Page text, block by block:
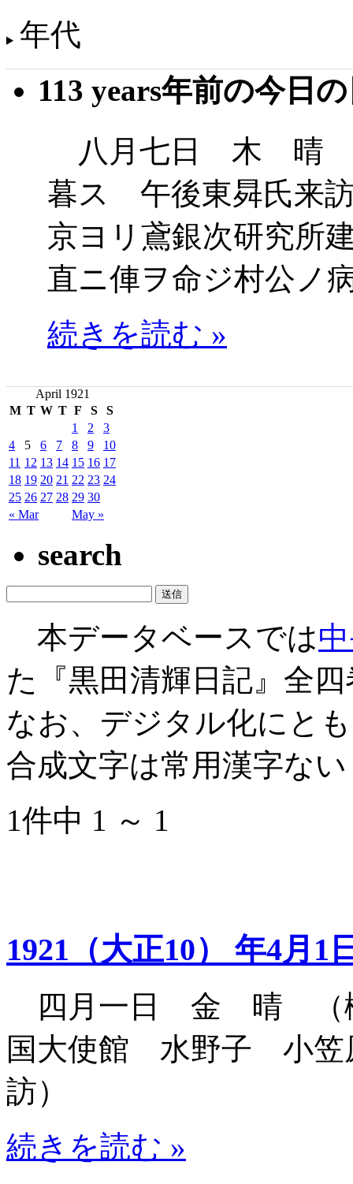
年代
113 years年前の今日
八月七日 木 晴
暮ス 午後東曻氏来
京ヨリ鳶銀次研究所
直ニ俥ヲ命ジ村公ノ
続きを読む »
April 1921
M T W T F S S
« Mar May »
1 2
3
4
5 6 7 8 9
10
11 12 13 14 15 16 17
18 19 20 21 22 23 24
25 26 27 28 29 30
search
本データベースでは
た『黒田清輝日記』全
なお、デジタル化にと
合成文字は常用漢字な
1件中 1 ～ 1
1921（大正10） 年4月1
四月一日 金 晴 （
国大使館 水野子 小
訪）
続きを読む »